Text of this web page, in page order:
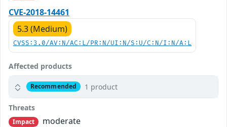
CVE-2018-14461
5.3 (Medium)
CVSS:3.0/AV:N/AC:L/PR:N/UI:N/S:U/C:N/I:N/A:L
Affected products
Recommended 1 product
Threats
Impact
moderate